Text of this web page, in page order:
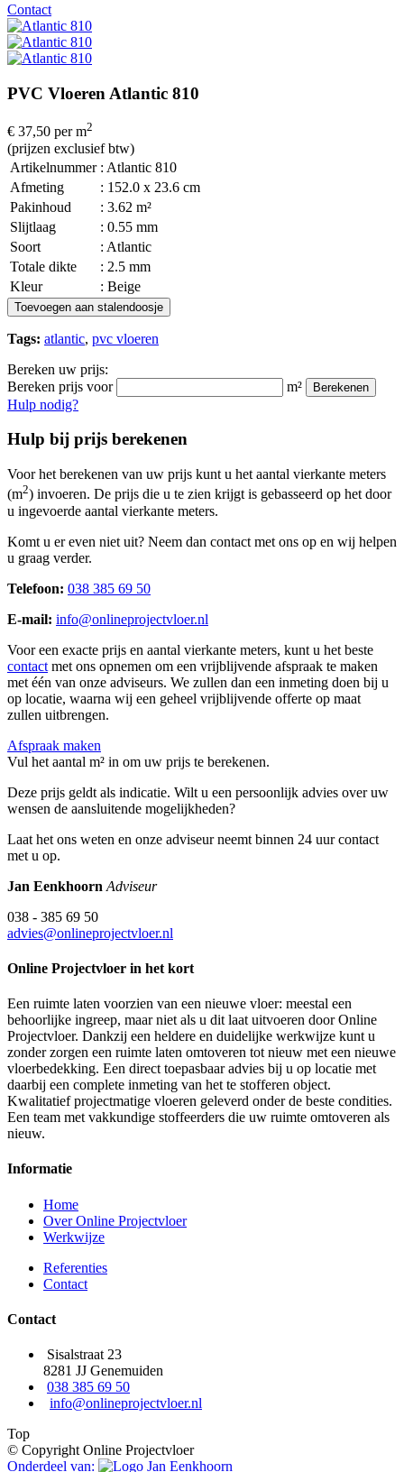
Contact
PVC Vloeren Atlantic 810
€ 37,50 per m2
(prijzen exclusief btw)
Artikelnummer : Atlantic 810
Afmeting
: 152.0 x 23.6 cm
Pakinhoud
: 3.62 m²
Slijtlaag
: 0.55 mm
Soort
: Atlantic
Totale dikte
: 2.5 mm
Kleur
: Beige
Toevoegen aan stalendoosje
Tags: atlantic, pvc vloeren
Bereken uw prijs:
Bereken prijs voor
m² Berekenen
Hulp nodig?
Hulp bij prijs berekenen
Voor het berekenen van uw prijs kunt u het aantal vierkante meters
(m2) invoeren. De prijs die u te zien krijgt is gebasseerd op het door
u ingevoerde aantal vierkante meters.
Komt u er even niet uit? Neem dan contact met ons op en wij helpen
u graag verder.
Telefoon: 038 385 69 50
E-mail: info@onlineprojectvloer.nl
Voor een exacte prijs en aantal vierkante meters, kunt u het beste
contact met ons opnemen om een vrijblijvende afspraak te maken
met één van onze adviseurs. We zullen dan een inmeting doen bij u
op locatie, waarna wij een geheel vrijblijvende offerte op maat
zullen uitbrengen.
Afspraak maken
Vul het aantal m² in om uw prijs te berekenen.
Deze prijs geldt als indicatie. Wilt u een persoonlijk advies over uw
wensen de aansluitende mogelijkheden?
Laat het ons weten en onze adviseur neemt binnen 24 uur contact
met u op.
Jan Eenkhoorn Adviseur
038 - 385 69 50
advies@onlineprojectvloer.nl
Online Projectvloer in het kort
Een ruimte laten voorzien van een nieuwe vloer: meestal een
behoorlijke ingreep, maar niet als u dit laat uitvoeren door Online
Projectvloer. Dankzij een heldere en duidelijke werkwijze kunt u
zonder zorgen een ruimte laten omtoveren tot nieuw met een nieuwe
vloerbedekking. Een direct toepasbaar advies bij u op locatie met
daarbij een complete inmeting van het te stofferen object.
Kwalitatief projectmatige vloeren geleverd onder de beste condities.
Een team met vakkundige stoffeerders die uw ruimte omtoveren als
nieuw.
Informatie
Home
Over Online Projectvloer
Werkwijze
Referenties
Contact
Contact
Sisalstraat 23
8281 JJ Genemuiden
038 385 69 50
info@onlineprojectvloer.nl
Top
© Copyright Online Projectvloer
Onderdeel van: